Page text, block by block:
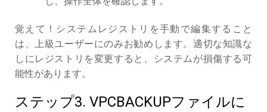
覚えて！システムレジストリを手動で編集すること
は、上級ユーザーにのみお勧めします。適切な知識な
しにレジストリを変更すると、システムが損傷する可
能性があります。
ステップ3. VPCBACKUPファイルに